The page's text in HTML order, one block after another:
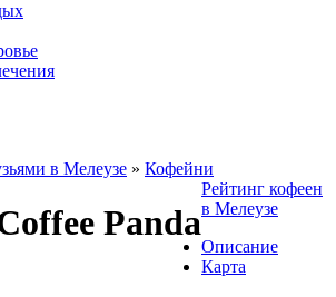
в Мелеузе » Кофейни
Panda
Рейтинг кофеен
в Мелеузе
Описание
Карта